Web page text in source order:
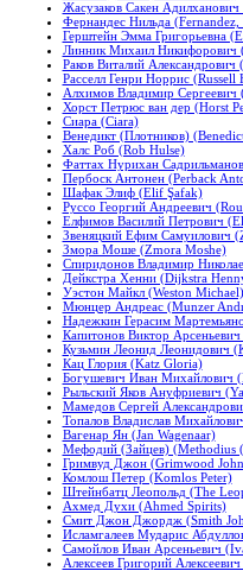
Жасузаков Сакен
Фернандес Нильда
Герштейн Эмма Григорьевна
Линник Михаил
Раков Виталий
Расселл Генри Норрис
Алхимов Владимир
Хорст Петрюс ван дер (Horst
Сиара (Ciara)
Венедикт (Плотников)
Халс Роб (Rob Hulse)
Фаттах Нурихан
Пербоск Антонен (Perback
Шафак Элиф (Elif Şafak)
Руссо Георгий Андреевич
Елфимов Василий Петрович
Звеняцкий Ефим Самуилович
Змора Моше (Zmora Moshe)
Спиридонов Владимир
Дейкстра Хенни (Dijkstra
Уэстон Майкл (Weston Michael)
Мюнцер Андреас (Munzer
Надежкин Герасим
Капитонов Виктор
Кузьмин Леонид Леонидович
Кац Глория (Katz Gloria)
Богушевич Иван Михайлович
Рыльский Яков Ануфриевич
Мамедов Сергей
Топалов Владислав
Вагенар Ян (Jan Wagenaar)
Мефодий (Зайцев) (Methodius
Гримвуд Джон (Grimwood
Комлош Петер (Komlos Peter)
Штейнбатц Леопольд (The
Ахмед Духи (Ahmed Spirits)
Смит Джон Джордж (Smith
Исламгалеев Мударис
Самойлов Иван Арсеньевич
Алексеев Григорий